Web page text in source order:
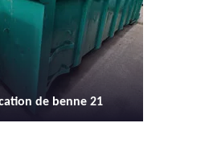
et débarras entreprise et
industriel 21